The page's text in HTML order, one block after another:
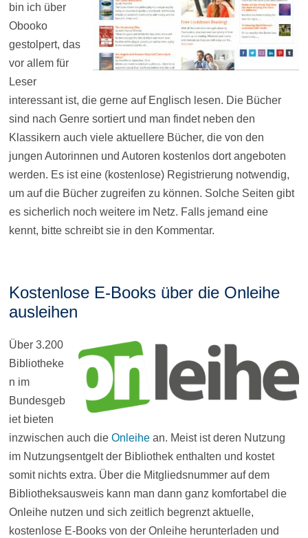
bin ich über
Obooko
gestolpert, das
vor allem für
Leser
interessant ist, die gerne auf Englisch lesen. Die Bücher
sind nach Genre sortiert und man findet neben den
Klassikern auch viele aktuellere Bücher, die von den
jungen Autorinnen und Autoren kostenlos dort angeboten
werden. Es ist eine (kostenlose) Registrierung notwendig,
um auf die Bücher zugreifen zu können. Solche Seiten gibt
es sicherlich noch weitere im Netz. Falls jemand eine
kennt, bitte schreibt sie in den Kommentar.
Kostenlose E-Books über die Onleihe
ausleihen
Über 3.200
Bibliotheke
n im
Bundesgeb
iet bieten
inzwischen auch die Onleihean. Meist ist deren Nutzung
im Nutzungsentgelt der Bibliothek enthalten und kostet
somit nichts extra. Über die Mitgliedsnummer auf dem
Bibliotheksausweis kann man dann ganz komfortabel die
Onleihe nutzen und sich zeitlich begrenzt aktuelle,
kostenlose E-Books von der Onleihe herunterladen und